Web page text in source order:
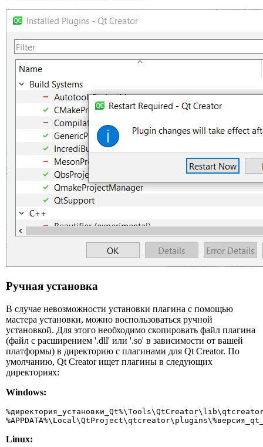
Ручная установка
В случае невозможности установки плагина с помощью
мастера установки, можно воспользоваться ручной
установкой. Для этого необходимо скопировать файл плагина
(файл с расширением '.dll' или '.so' в зависимости от вашей
платформы) в директорию с плагинами для Qt Creator. По
умолчанию, Qt Creator ищет плагины в следующих
директориях:
Windows:
Linux: